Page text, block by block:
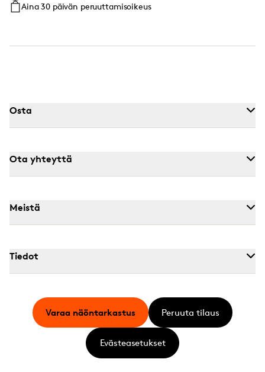
Aina 30 päivän peruuttamisoikeus
Osta
Ota yhteyttä
Meistä
Tiedot
Varaa näöntarkastus Peruuta tilaus
Evästeasetukset